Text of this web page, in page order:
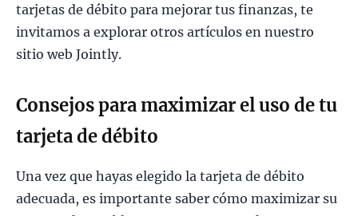
tarjetas de débito para mejorar tus finanzas, te
invitamos a explorar otros artículos en nuestro
sitio web Jointly.
Consejos para maximizar el uso de tu
tarjeta de débito
Una vez que hayas elegido la tarjeta de débito
adecuada, es importante saber cómo maximizar su